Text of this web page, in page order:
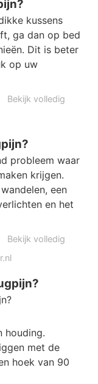
kussens
ga dan op bed
Dit is beter
op uw
Bekijk volledig
probleem waar
krijgen.
een
en het
Bekijk volledig
houding.
met de
hoek van 90